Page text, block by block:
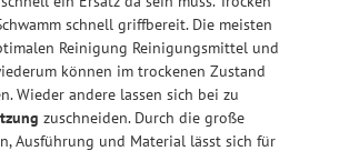
schnell griffbereit. Die meisten
Reinigung Reinigungsmittel und
können im trockenen Zustand
Wieder andere lassen sich bei zu
zuschneiden. Durch die große
Ausführung und Material lässt sich für